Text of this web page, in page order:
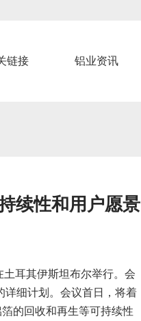
链接 铝业资讯
续性和用户愿景
土耳其伊斯坦布尔举行。会
详细计划。会议首日，将着
的回收和再生等可持续性